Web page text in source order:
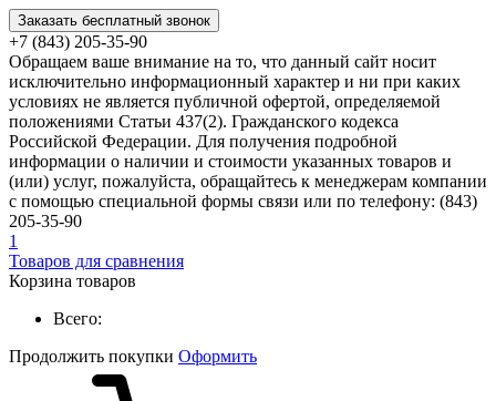
Заказать бесплатный звонок
+7 (843) 205-35-90
Обращаем ваше внимание на то, что данный сайт носит
исключительно информационный характер и ни при каких
условиях не является публичной офертой, определяемой
положениями Статьи 437(2). Гражданского кодекса
Российской Федерации. Для получения подробной
информации о наличии и стоимости указанных товаров и
(или) услуг, пожалуйста, обращайтесь к менеджерам компании
с помощью специальной формы связи или по телефону: (843)
205-35-90
1
Товаров для сравнения
Корзина товаров
Всего:
Продолжить покупки Оформить